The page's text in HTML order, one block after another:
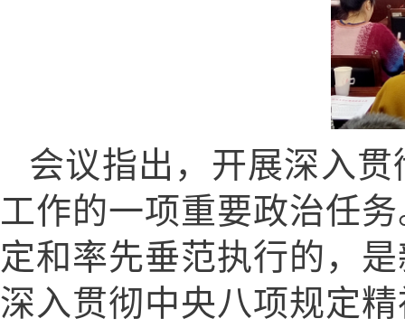
会议指出，开展深入
工作的一项重要政治任
定和率先垂范执行的，
深入贯彻中央八项规定